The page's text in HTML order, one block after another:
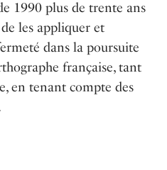
1990 plus de trente ans
les appliquer et
dans la poursuite
française, tant
en tenant compte des